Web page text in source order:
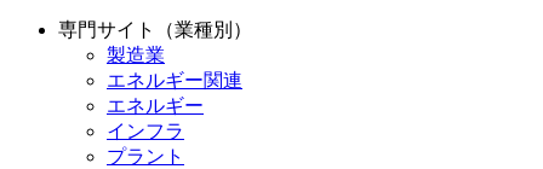
専門サイト（業種別）
製造業
エネルギー関連
エネルギー
インフラ
プラント